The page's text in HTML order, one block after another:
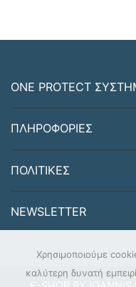
ONE PROTECT
ΠΛΗΡΟΦΟΡΙΕΣ
ΠΟΛΙΤΙΚΕΣ
NEWSLETTER
Χρησιμοποιούμε
καλύτερη δυνατή